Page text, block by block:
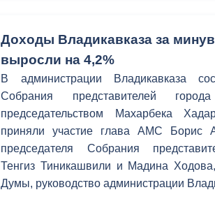
Доходы Владикавказа за
выросли на 4,2%
В администрации Владикавказа
Собрания представителей
председательством Махарбека
приняли участие глава АМС Борис
председателя Собрания
Тенгиз Тиникашвили и Мадина
Думы, руководство администрации